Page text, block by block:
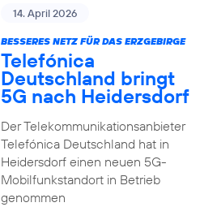
14. April 2026
BESSERES NETZ FÜR DAS ERZGEBIRGE
Telefónica
Deutschland bringt
5G nach Heidersdorf
Der Telekommunikationsanbieter
Telefónica Deutschland hat in
Heidersdorf einen neuen 5G-
Mobilfunkstandort in Betrieb
genommen